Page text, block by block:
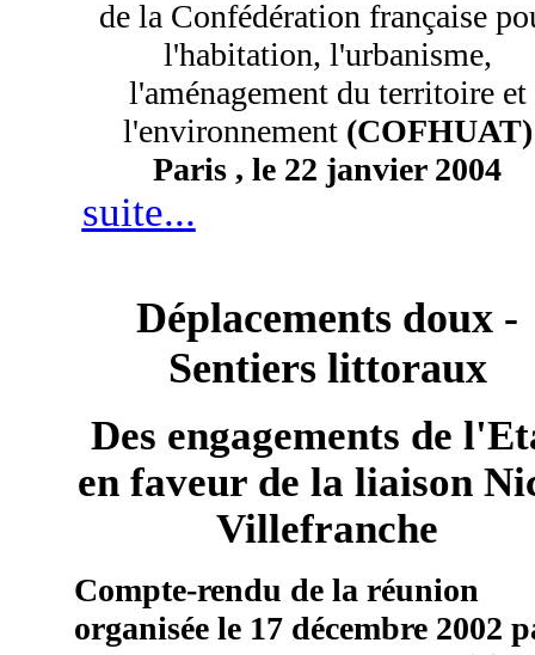
de la Confédération française
l'habitation, l'urbanisme,
l'aménagement du territoire et
l'environnement(COFHUAT)
Paris , le 22 janvier 2004
suite...
Déplacements doux -
Sentiers littoraux
Des engagements de
en faveur de la liaison
Villefranche
Compte-rendu de la réunion
organisée le 17 décembre 2002